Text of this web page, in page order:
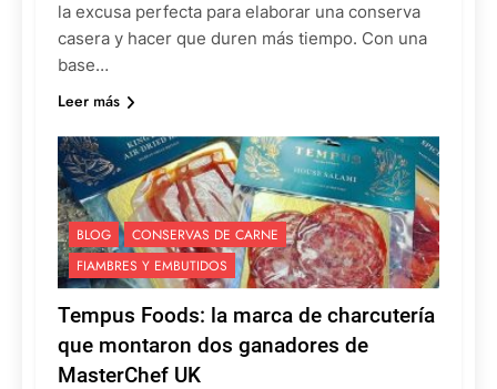
la excusa perfecta para elaborar una conserva
casera y hacer que duren más tiempo. Con una
base…
Leer más
BLOG
CONSERVAS DE CARNE
FIAMBRES Y EMBUTIDOS
Tempus Foods: la marca de charcutería
que montaron dos ganadores de
MasterChef UK